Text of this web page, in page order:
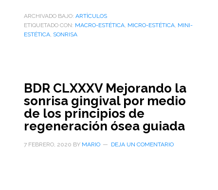
ARCHIVADO BAJO: ARTÌCULOS
ETIQUETADO CON: MACRO-ESTÉTICA, MICRO-ESTÉTICA, MINI-
ESTÉTICA, SONRISA
BDR CLXXXV Mejorando la
sonrisa gingival por medio
de los principios de
regeneración ósea guiada
7 FEBRERO, 2020 BY MARIO DEJA UN COMENTARIO